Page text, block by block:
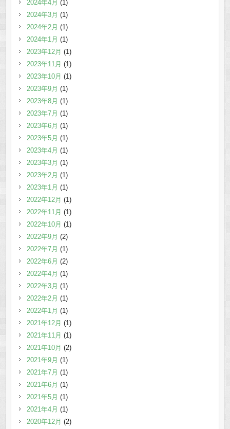
2024年4月 (1)
2024年3月 (1)
2024年2月 (1)
2024年1月 (1)
2023年12月 (1)
2023年11月 (1)
2023年10月 (1)
2023年9月 (1)
2023年8月 (1)
2023年7月 (1)
2023年6月 (1)
2023年5月 (1)
2023年4月 (1)
2023年3月 (1)
2023年2月 (1)
2023年1月 (1)
2022年12月 (1)
2022年11月 (1)
2022年10月 (1)
2022年9月 (2)
2022年7月 (1)
2022年6月 (2)
2022年4月 (1)
2022年3月 (1)
2022年2月 (1)
2022年1月 (1)
2021年12月 (1)
2021年11月 (1)
2021年10月 (2)
2021年9月 (1)
2021年7月 (1)
2021年6月 (1)
2021年5月 (1)
2021年4月 (1)
2020年12月 (2)